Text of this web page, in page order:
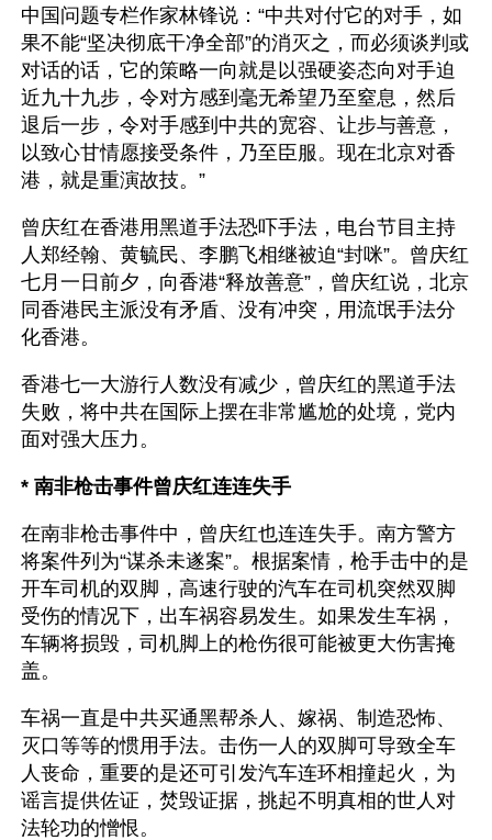
中国问题专栏作家林锋说：“中共对付它的对手，如
果不能“坚决彻底干净全部”的消灭之，而必须谈判或
对话的话，它的策略一向就是以强硬姿态向对手迫
近九十九步，令对方感到毫无希望乃至窒息，然后
退后一步，令对手感到中共的宽容、让步与善意，
以致心甘情愿接受条件，乃至臣服。现在北京对香
港，就是重演故技。”
曾庆红在香港用黑道手法恐吓手法，电台节目主持
人郑经翰、黄毓民、李鹏飞相继被迫“封咪”。曾庆红
七月一日前夕，向香港“释放善意”，曾庆红说，北京
同香港民主派没有矛盾、没有冲突，用流氓手法分
化香港。
香港七一大游行人数没有减少，曾庆红的黑道手法
失败，将中共在国际上摆在非常尴尬的处境，党内
面对强大压力。
* 南非枪击事件曾庆红连连失手
在南非枪击事件中，曾庆红也连连失手。南方警方
将案件列为“谋杀未遂案”。根据案情，枪手击中的是
开车司机的双脚，高速行驶的汽车在司机突然双脚
受伤的情况下，出车祸容易发生。如果发生车祸，
车辆将损毁，司机脚上的枪伤很可能被更大伤害掩
盖。
车祸一直是中共买通黑帮杀人、嫁祸、制造恐怖、
灭口等等的惯用手法。击伤一人的双脚可导致全车
人丧命，重要的是还可引发汽车连环相撞起火，为
谣言提供佐证，焚毁证据，挑起不明真相的世人对
法轮功的憎恨。